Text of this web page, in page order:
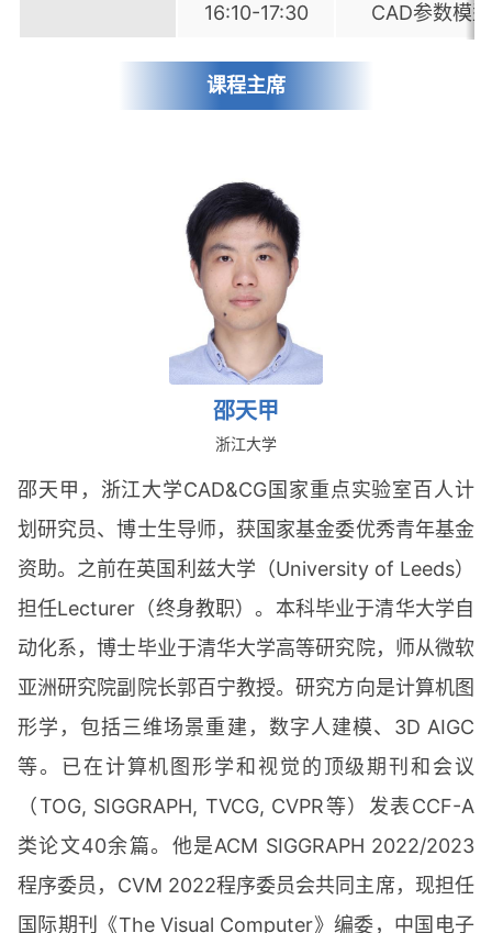
16:10-17:30 CAD参数模
课程主席
邵天甲
浙江大学
邵天甲，浙江大学CAD&CG国家重点实验室百人计
划研究员、博士生导师，获国家基金委优秀青年基金
资助。之前在英国利兹大学（University of Leeds）
担任Lecturer（终身教职）。本科毕业于清华大学自
动化系，博士毕业于清华大学高等研究院，师从微软
亚洲研究院副院长郭百宁教授。研究方向是计算机图
形学，包括三维场景重建，数字人建模、3D AIGC
等。已在计算机图形学和视觉的顶级期刊和会议
（TOG, SIGGRAPH, TVCG, CVPR等）发表CCF-A
类论文40余篇。他是ACM SIGGRAPH 2022/2023
程序委员，CVM 2022程序委员会共同主席，现担任
国际期刊《The Visual Computer》编委，中国电子